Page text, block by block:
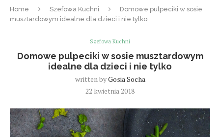
Home Szefowa Kuchni
Domowe pulpeciki w sosie
musztardowym idealne dla dzieci i nie tylko
Szefowa Kuchni
Domowe pulpeciki w sosie musztardowym
idealne dla dzieci i nie tylko
written byGosia Socha
22 kwietnia 2018